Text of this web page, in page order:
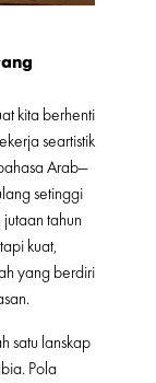
kita berhenti
seartistik
Arab—
setinggi
tahun
kuat,
yang berdiri
satu lanskap
Pola